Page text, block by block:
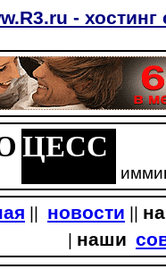
-
ЦЕСС
новости
наши